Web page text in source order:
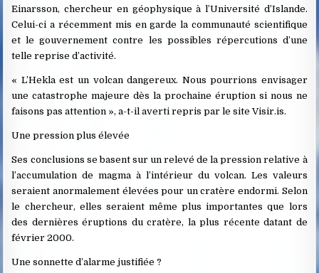
Einarsson, chercheur en géophysique à l’Université d’Islande.
Celui-ci a récemment mis en garde la communauté scientifique
et le gouvernement contre les possibles répercutions d’une
telle reprise d’activité.
« L’Hekla est un volcan dangereux. Nous pourrions envisager
une catastrophe majeure dès la prochaine éruption si nous ne
faisons pas attention », a-t-il averti repris par le site Visir.is.
Une pression plus élevée
Ses conclusions se basent sur un relevé de la pression relative à
l’accumulation de magma à l’intérieur du volcan. Les valeurs
seraient anormalement élevées pour un cratère endormi. Selon
le chercheur, elles seraient même plus importantes que lors
des dernières éruptions du cratère, la plus récente datant de
février 2000.
Une sonnette d’alarme justifiée ?